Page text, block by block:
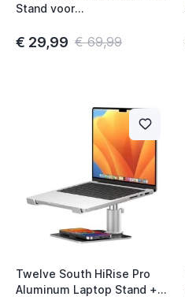
Stand voor
Chrome
€ 29,99 € 69,99
Twelve South HiRise Pro
Aluminum Laptop Stand +